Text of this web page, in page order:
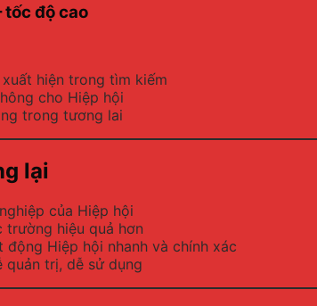
tốc độ cao
hiện trong tìm kiếm
cho Hiệp hội
trong tương lai
lại
của Hiệp hội
hiệu quả hơn
động Hiệp hội nhanh và chính xác
trị, dễ sử dụng